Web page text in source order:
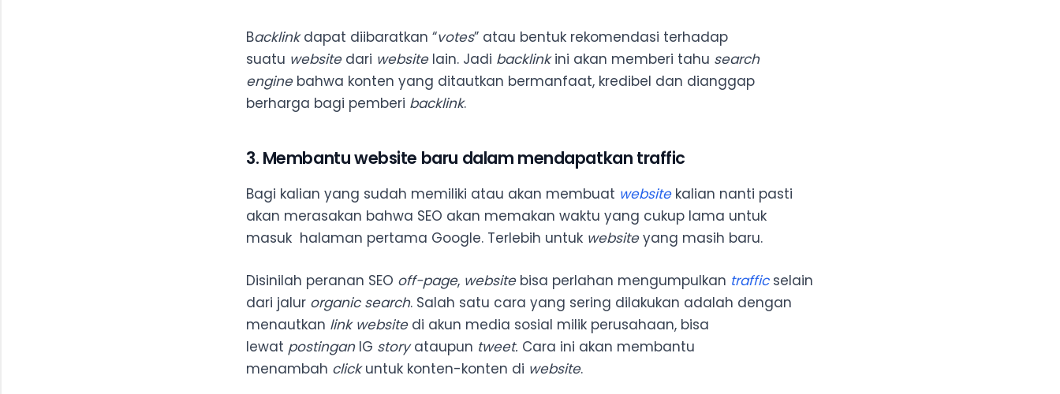
Backlinkdapat diibaratkan “votes” atau bentuk rekomendasi terhadap
suatu website dari websitelain. Jadi backlinkini akan memberi tahu search
enginebahwa konten yang ditautkan bermanfaat, kredibel dan dianggap
berharga bagi pemberi backlink.
3. Membantu website baru dalam mendapatkan traffic
Bagi kalian yang sudah memiliki atau akan membuat websitekalian nanti pasti
akan merasakan bahwa SEO akan memakan waktu yang cukup lama untuk
masuk halaman pertama Google. Terlebih untuk websiteyang masih baru.
Disinilah peranan SEO off-page, website bisa perlahan mengumpulkan trafficselain
dari jalur organic search. Salah satu cara yang sering dilakukan adalah dengan
menautkan link websitedi akun media sosial milik perusahaan, bisa
lewat postingan IG storyataupun tweet. Cara ini akan membantu
menambah clickuntuk konten-konten di website.